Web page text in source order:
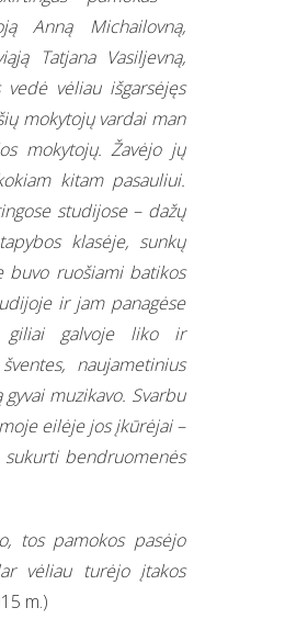
Anną Michailovną,
Tatjana Vasiljevną,
vėliau išgarsėjęs
mokytojų vardai man
mokytojų. Žavėjo jų
kitam pasauliui.
studijose – dažų
klasėje, sunkų
buvo ruošiami batikos
ir jam panagėse
giliai galvoje liko ir
naujametinius
muzikavo. Svarbu
eilėje jos įkūrėjai –
bendruomenės
tos pamokos pasėjo
vėliau turėjo įtakos
m.)